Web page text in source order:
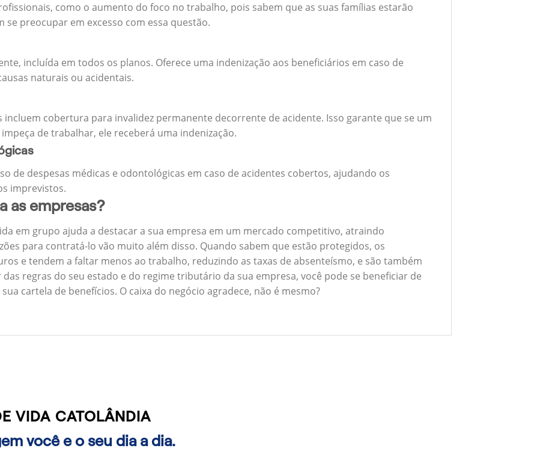
como o aumento do foco no trabalho, pois sabem que as suas famílias estarão
se preocupar em excesso com essa questão.
incluída em todos os planos. Oferece uma indenização aos beneficiários em caso de
naturais ou acidentais.
cobertura para invalidez permanente decorrente de acidente. Isso garante que se um
de trabalhar, ele receberá uma indenização.
de despesas médicas e odontológicas em caso de acidentes cobertos, ajudando os
imprevistos.
as empresas?
em grupo ajuda a destacar a sua empresa em um mercado competitivo, atraindo
para contratá-lo vão muito além disso. Quando sabem que estão protegidos, os
e tendem a faltar menos ao trabalho, reduzindo as taxas de absenteísmo, e são também
regras do seu estado e do regime tributário da sua empresa, você pode se beneficiar de
cartela de benefícios. O caixa do negócio agradece, não é mesmo?
VIDA CATOLÂNDIA
você e o seu dia a dia.